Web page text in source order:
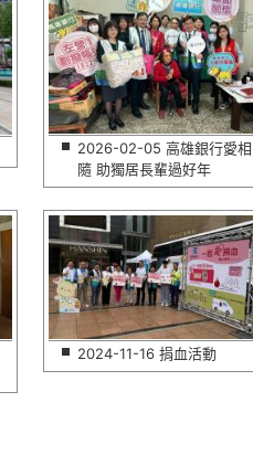
2026-02-05 高雄銀行愛相
隨 助獨居長輩過好年
2024-11-16 捐血活動